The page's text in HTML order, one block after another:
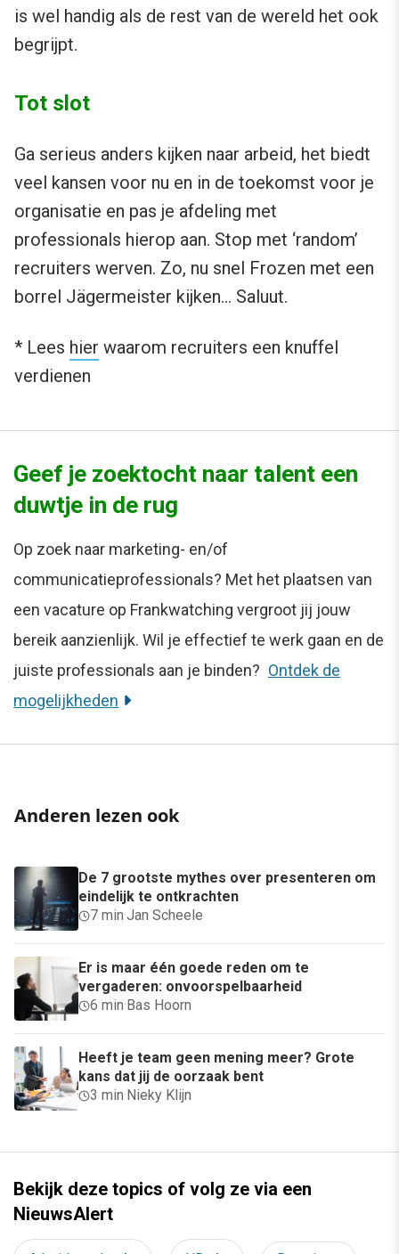
is wel handig als de rest van de wereld het ook
begrijpt.
Tot slot
Ga serieus anders kijken naar arbeid, het biedt
veel kansen voor nu en in de toekomst voor je
organisatie en pas je afdeling met
professionals hierop aan. Stop met ‘random’
recruiters werven. Zo, nu snel Frozen met een
borrel Jägermeister kijken… Saluut.
* Lees hier waarom recruiters een knuffel
verdienen
Geef je zoektocht naar talent een
duwtje in de rug
Op zoek naar marketing- en/of
communicatieprofessionals? Met het plaatsen van
een vacature op Frankwatching vergroot jij jouw
bereik aanzienlijk. Wil je effectief te werk gaan en de
juiste professionals aan je binden? Ontdek de
mogelijkheden
Anderen lezen ook
De 7 grootste mythes over presenteren om
eindelijk te ontkrachten
7 min·Jan Scheele
Er is maar één goede reden om te
vergaderen: onvoorspelbaarheid
6 min·Bas Hoorn
Heeft je team geen mening meer? Grote
kans dat jij de oorzaak bent
3 min·Nieky Klijn
Bekijk deze topics of volg ze via een
NieuwsAlert